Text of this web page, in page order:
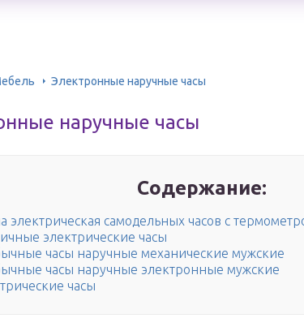
Электронные наручные часы
наручные часы
Содержание:
электрическая самодельных часов с
электрические часы
часы наручные механические мужские
часы наручные электронные мужские
часы